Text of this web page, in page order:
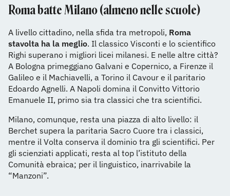
Roma batte Milano (almeno nelle scuole)
A livello cittadino, nella sfida tra metropoli, Roma
stavolta ha la meglio. Il classico Visconti e lo scientifico
Righi superano i migliori licei milanesi. E nelle altre città?
A Bologna primeggiano Galvani e Copernico, a Firenze il
Galileo e il Machiavelli, a Torino il Cavour e il paritario
Edoardo Agnelli. A Napoli domina il Convitto Vittorio
Emanuele II, primo sia tra classici che tra scientifici.
Milano, comunque, resta una piazza di alto livello: il
Berchet supera la paritaria Sacro Cuore tra i classici,
mentre il Volta conserva il dominio tra gli scientifici. Per
gli scienziati applicati, resta al top l’istituto della
Comunità ebraica; per il linguistico, inarrivabile la
“Manzoni”.